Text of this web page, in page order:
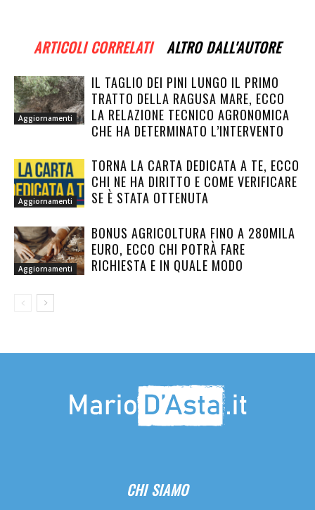
ARTICOLI CORRELATI ALTRO DALL'AUTORE
Aggiornamenti
IL TAGLIO DEI PINI LUNGO IL PRIMO
TRATTO DELLA RAGUSA MARE, ECCO
LA RELAZIONE TECNICO AGRONOMICA
CHE HA DETERMINATO L’INTERVENTO
Aggiornamenti
TORNA LA CARTA DEDICATA A TE, ECCO
CHI NE HA DIRITTO E COME VERIFICARE
SE È STATA OTTENUTA
Aggiornamenti
BONUS AGRICOLTURA FINO A 280MILA
EURO, ECCO CHI POTRÀ FARE
RICHIESTA E IN QUALE MODO
CHI SIAMO